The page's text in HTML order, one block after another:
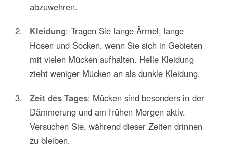
abzuwehren.
Kleidung: Tragen Sie lange Ärmel, lange
Hosen und Socken, wenn Sie sich in Gebieten
mit vielen Mücken aufhalten. Helle Kleidung
zieht weniger Mücken an als dunkle Kleidung.
Zeit des Tages: Mücken sind besonders in der
Dämmerung und am frühen Morgen aktiv.
Versuchen Sie, während dieser Zeiten drinnen
zu bleiben.